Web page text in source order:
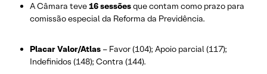
A Câmara teve16 sessõesque contam como prazo para
comissão especial da Reforma da Previdência.
Placar Valor/Atlas – Favor (104); Apoio parcial (117);
Indefinidos (148); Contra (144).